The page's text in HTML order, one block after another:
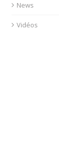
News
Vidéos